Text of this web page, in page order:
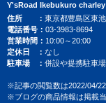
Y'sRoad Ikebukuro charley
住所
東京都豊島区東
電話番号
03-3983-8694
営業時間
10:00～20:00
定休日
なし
駐車場
併設や提携駐車
※記事の閲覧数は2022/04/
※ブログの商品情報は掲載当